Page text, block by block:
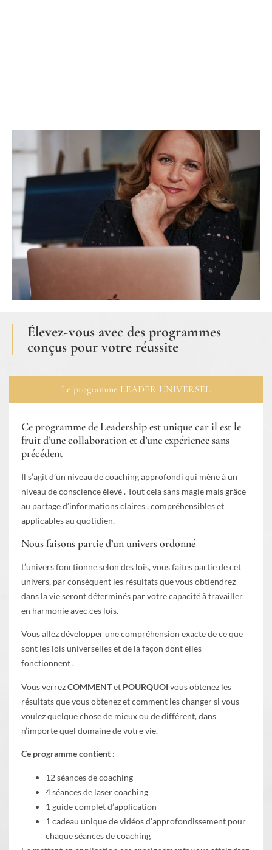
Élevez-vous avec des programmes
conçus pour votre réussite
Le programme LEADER UNIVERSEL
Ce programme de Leadership est unique car il est le
fruit d’une collaboration et d’une expérience sans
précédent
Il s’agit d’un niveau de coaching approfondi qui mène à un
niveau de conscience élevé . Tout cela sans magie mais grâce
au partage d’informations claires , compréhensibles et
applicables au quotidien.
Nous faisons partie d’un univers ordonné
L’univers fonctionne selon des lois, vous faites partie de cet
univers, par conséquent les résultats que vous obtiendrez
dans la vie seront déterminés par votre capacité à travailler
en harmonie avec ces lois.
Vous allez développer une compréhension exacte de ce que
sont les lois universelles et de la façon dont elles
fonctionnent .
Vous verrezCOMMENTet POURQUOIvous obtenez les
résultats que vous obtenez et comment les changer si vous
voulez quelque chose de mieux ou de différent, dans
n’importe quel domaine de votre vie.
Ce programme contient :
12 séances de coaching
4 séances de laser coaching
1 guide complet d’application
1 cadeau unique de vidéos d’approfondissement pour
chaque séances de coaching